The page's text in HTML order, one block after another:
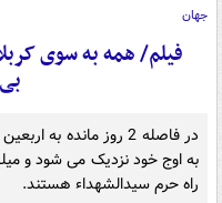
جهان
فیلم/ همه به سوی
در فاصله 2 روز مانده
به اوج خود نزدیک می شود و
راه حرم سیدالشهداء هستند.